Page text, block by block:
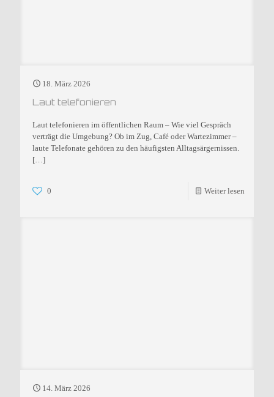
18. März 2026
Laut telefonieren
Laut telefonieren im öffentlichen Raum – Wie viel Gespräch
verträgt die Umgebung? Ob im Zug, Café oder Wartezimmer –
laute Telefonate gehören zu den häufigsten Alltagsärgernissen.
[…]
0 Weiter lesen
14. März 2026